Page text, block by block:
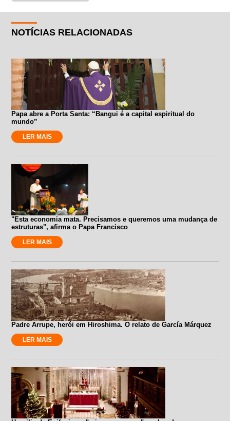
NOTÍCIAS RELACIONADAS
Papa abre a Porta Santa: “Bangui é a capital espiritual do
mundo”
LER MAIS
"Esta economia mata. Precisamos e queremos uma mudança de
estruturas", afirma o Papa Francisco
LER MAIS
Padre Arrupe, herói em Hiroshima. O relato de García Márquez
LER MAIS